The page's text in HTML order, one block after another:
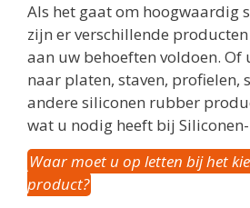
Als het gaat om hoogwaardig
zijn er verschillende
aan uw behoeften voldoen. Of
naar platen, staven, profielen,
andere siliconen rubber
wat u nodig heeft bij
Waar moet u op letten bij het
product?